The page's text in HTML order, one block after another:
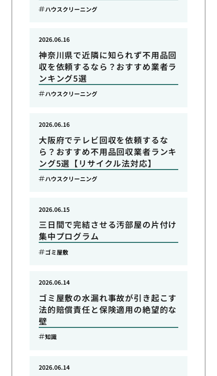
ハウスクリーニング
神奈川県で近隣に知られず不用品回
収を依頼するなら？おすすめ業者ラ
ンキング5選
2026.06.16
ハウスクリーニング
大阪府でテレビ回収を依頼するな
ら？おすすめ不用品回収業者ランキ
ング5選【リサイクル法対応】
2026.06.16
ハウスクリーニング
三日間で完結させる汚部屋の片付け
集中プログラム
2026.06.15
ゴミ屋敷
ゴミ屋敷の水漏れ事故が引き起こす
法的賠償責任と保険適用の絶望的な
壁
2026.06.14
知識
2026.06.14